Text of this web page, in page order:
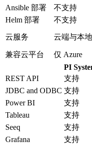
Ansible 部署
不支持
Helm 部署
不支持
云服务 云端与本
兼容云平台
仅 Azure
PI
REST API
支持
JDBC and ODBC 支持
Power BI
支持
Tableau
支持
Seeq
支持
Grafana
支持